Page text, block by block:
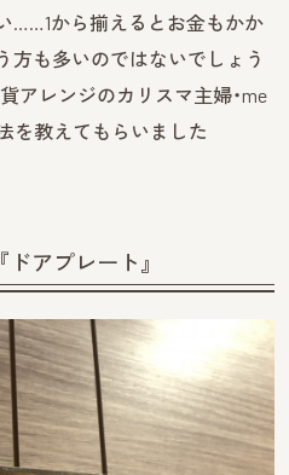
……1から揃えるとお金もかか
方も多いのではないでしょう
アレンジのカリスマ主婦・me
を教えてもらいました
アプレート』